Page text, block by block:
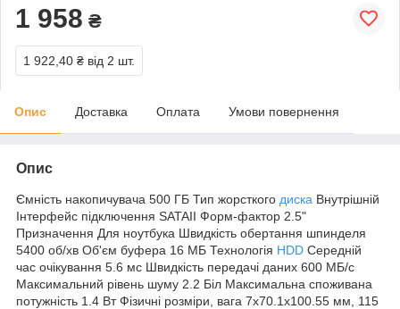
1 958 ₴
1 922,40 ₴ від 2 шт.
Опис Доставка Оплата Умови повернення
Опис
Ємність накопичувача 500 ГБ Тип жорсткого диска Внутрішній
Інтерфейс підключення SATAII Форм-фактор 2.5"
Призначення Для ноутбука Швидкість обертання шпинделя
5400 об/хв Об'єм буфера 16 МБ Технологія HDD Середній
час очікування 5.6 мс Швидкість передачі даних 600 МБ/с
Максимальний рівень шуму 2.2 Біл Максимальна споживана
потужність 1.4 Вт Фізичні розміри, вага 7х70.1х100.55 мм, 115